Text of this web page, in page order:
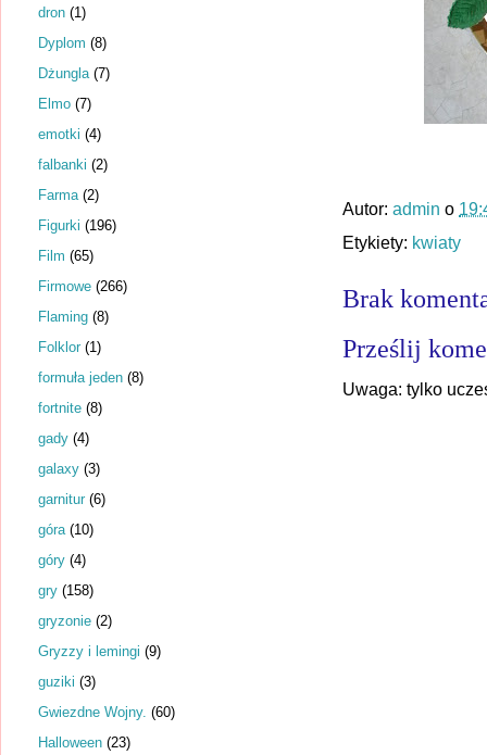
Autor: admin o
Etykiety: kwiaty
Brak
Prześlij
Uwaga: tylko
dron (1)
Dyplom (8)
Dżungla (7)
Elmo (7)
emotki (4)
falbanki (2)
Farma (2)
Figurki (196)
Film (65)
Firmowe (266)
Flaming (8)
Folklor (1)
formuła jeden (8)
fortnite (8)
gady (4)
galaxy (3)
garnitur (6)
góra (10)
góry (4)
gry (158)
gryzonie (2)
Gryzzy i lemingi (9)
guziki (3)
Gwiezdne Wojny. (60)
Halloween (23)